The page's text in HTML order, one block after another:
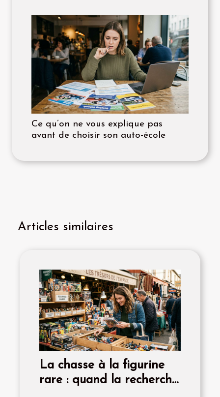
Ce qu’on ne vous explique pas
avant de choisir son auto-école
Articles similaires
La chasse à la figurine
rare : quand la recherche